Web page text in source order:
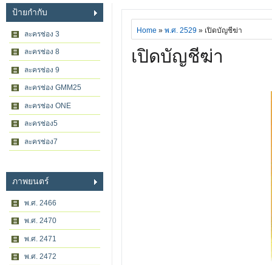
ป้ายกำกับ
ละครช่อง 3
ละครช่อง 8
ละครช่อง 9
ละครช่อง GMM25
ละครช่อง ONE
ละครช่อง5
ละครช่อง7
ภาพยนตร์
พ.ศ. 2466
พ.ศ. 2470
พ.ศ. 2471
พ.ศ. 2472
Home » พ.ศ. 2529 » เปิดบัญชีฆ่า
เปิดบัญชีฆ่า